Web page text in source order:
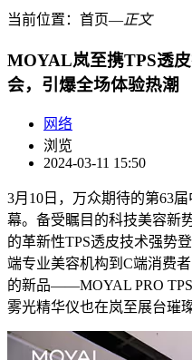
当前位置： 首页―正文
MOYAL岚至携TPS透
会，引爆全场体验热潮
网络
浏览
2024-03-11 15:50
3月10日，万众期待的第63
幕。备受瞩目的科技美容新
的革新性TPS透皮技术强势
端专业美容机构到C端消费
的新品——MOYAL PRO
雾光精华仪也在岚至展台璀